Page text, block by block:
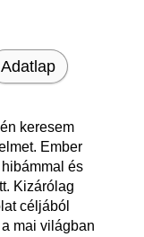
Adatlap
keresem
Ember
és
Kizárólag
céljából
mai világban